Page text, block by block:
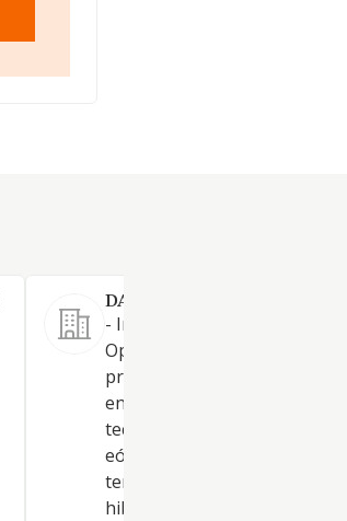
DARGON RE-ENERGY SL.
- Ingeniería, Construcción,
Operación, y explotación de
proyectos de energía
entre otras las siguientes
tecnologías, solar
eólica on-shore, eólica off-
termosolar, hidrogeno,
hibridación entre